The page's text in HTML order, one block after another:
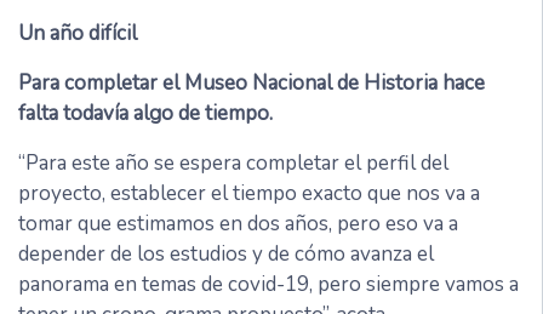
Un año difícil
Para completar el Museo Nacional de Historia hace
falta todavía algo de tiempo.
“Para este año se espera completar el perfil del
proyecto, establecer el tiempo exacto que nos va a
tomar que estimamos en dos años, pero eso va a
depender de los estudios y de cómo avanza el
panorama en temas de covid-19, pero siempre vamos a